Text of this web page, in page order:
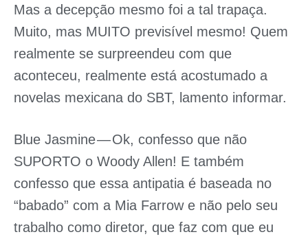
Mas a decepção mesmo foi a tal trapaça.
Muito, mas MUITO previsível mesmo! Quem
realmente se surpreendeu com que
aconteceu, realmente está acostumado a
novelas mexicana do SBT, lamento informar.
Blue Jasmine— Ok, confesso que não
SUPORTO o Woody Allen! E também
confesso que essa antipatia é baseada no
“babado” com a Mia Farrow e não pelo seu
trabalho como diretor, que faz com que eu